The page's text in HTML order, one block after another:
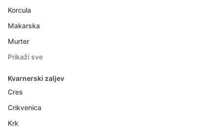
Korcula
Makarska
Murter
Prikaži sve
Kvarnerski zaljev
Cres
Crikvenica
Krk